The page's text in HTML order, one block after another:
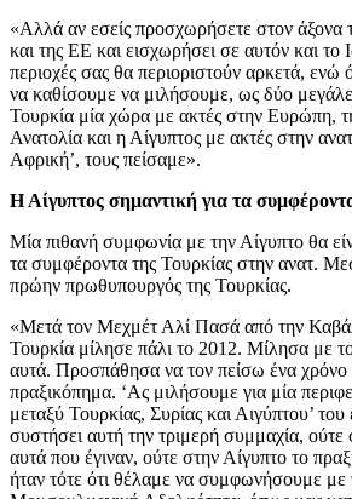
«Αλλά αν εσείς προσχωρήσετε στον
και της ΕΕ και εισχωρήσει σε αυτόν και το
περιοχές σας θα περιοριστούν αρκετά, ενώ
να καθίσουμε να μιλήσουμε, ως δύο
Τουρκία μία χώρα με ακτές στην Ευρώπη,
Ανατολία και η Αίγυπτος με ακτές στην
Αφρική’, τους πείσαμε».
Η Αίγυπτος σημαντική για τα
Μία πιθανή συμφωνία με την Αίγυπτο θα
τα συμφέροντα της Τουρκίας στην ανατ.
πρώην πρωθυπουργός της Τουρκίας.
«Μετά τον Μεχμέτ Αλί Πασά από την
Τουρκία μίλησε πάλι το 2012. Μίλησα με
αυτά. Προσπάθησα να τον πείσω ένα χρόνο
πραξικόπημα. ‘Ας μιλήσουμε για μία
μεταξύ Τουρκίας, Συρίας και Αιγύπτου’ του
συστήσει αυτή την τριμερή συμμαχία, ούτε
αυτά που έγιναν, ούτε στην Αίγυπτο το
ήταν τότε ότι θέλαμε να συμφωνήσουμε